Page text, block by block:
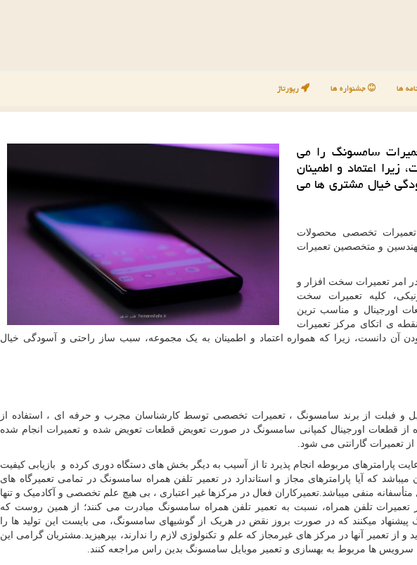
ها جشنواره ها رپورتاژ
سامسونگ را می
زیرا اعتماد و اطمینان
خیال مشتری ها می
تخصصی محصولات
و متخصصین تعمیرات
در امر تعمیرات سخت افزار و
کلیه تعمیرات سخت
اورجینال و مناسب ترین
ی اتکای مرکز تعمیرات
آن دانست، زیرا که همواره اعتماد و اطمینان به یک مجموعه، سبب ساز راحتی و آسودگی خیال
و فبلت از برند سامسونگ ، تعمیرات تخصصی توسط کارشناسان مجرب و حرفه ای ، استفاده از
از قطعات اورجینال کمپانی سامسونگ در صورت تعویض قطعات تعویض شده و تعمیرات انجام شده
از تعمیرات گارانتی می شود.
پارامترهای مربوطه انجام پذیرد تا از آسیب به دیگر بخش های دستگاه دوری کرده و بازیابی کیفیت
که آیا پارامترهای مجاز و استاندارد در تعمیر تلفن همراه سامسونگ در تمامی تعمیرگاه های
منفی میباشد.تعمیرکاران فعال در مرکزها غیر اعتباری ، بی هیچ علم تخصصی و آکادمیک و تنها
تلفن همراه، نسبت به تعمیر تلفن همراه سامسونگ مبادرت می کنند؛ از همین روست که
پیشنهاد میکنند که در صورت بروز نقض در هریک از گوشیهای سامسونگ، می بایست این تولید ها را
و از تعمیر آنها در مرکز های غیرمجاز که علم و تکنولوژی لازم را ندارند، بپرهیزید.مشتریان گرامی این
سرویس ها مربوط به بهسازی و تعمیر موبایل سامسونگ بدین راس مراجعه کنند.